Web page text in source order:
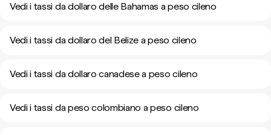
Vedi i tassi da dollaro delle Bahamas a peso cileno
Vedi i tassi da dollaro del Belize a peso cileno
Vedi i tassi da dollaro canadese a peso cileno
Vedi i tassi da peso colombiano a peso cileno